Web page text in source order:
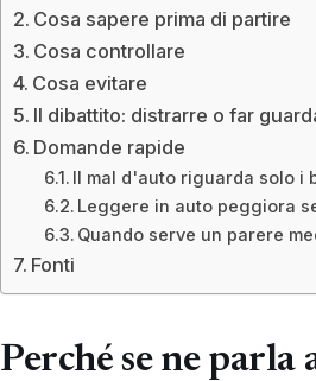
Cosa sapere prima di partire
Cosa controllare
Cosa evitare
Il dibattito: distrarre o far
Domande rapide
Il mal d'auto riguarda solo i
Leggere in auto peggiora
Quando serve un parere
Fonti
Perché se ne parla